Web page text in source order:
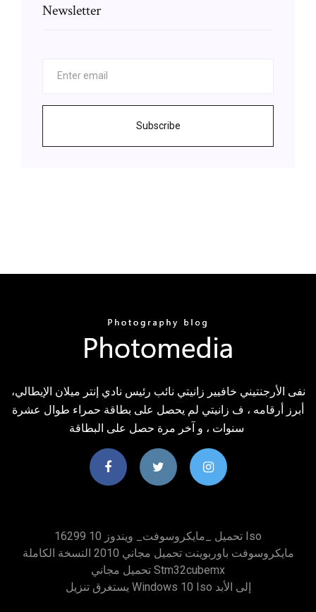
Newsletter
Subscribe
نفى الأرجنتيني خافيير زانيتي نائب رئيس نادي إنتر ميلان الإيطالي،
أبرز أرقامه ، ف زانيتي لم يحصل على بطاقة حمراء طوال عشرة
تحميل _مايكروسوفت_ ويندوز 10 16299 Iso
مايكروسوفت باوربوينت تحميل مجاني 2010 النسخة الكاملة
تحميل مجاني Stm32cubemx
يستغرق تنزيل Windows 10 Iso إلى الأبد